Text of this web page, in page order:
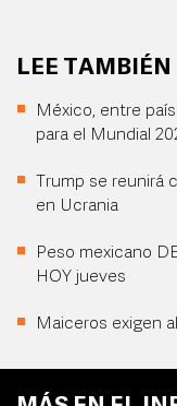
LEE TAMBIÉN
México, entre
para el Mundial
Trump se reunirá
en Ucrania
Peso mexicano
HOY jueves
Maiceros exigen